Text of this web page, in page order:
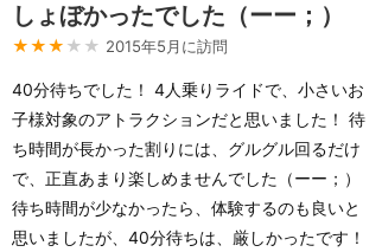
しょぼかったでした（ーー；）
★★★ ★★ 2015年5月に訪問
40分待ちでした！ 4人乗りライドで、小さいお
子様対象のアトラクションだと思いました！ 待
ち時間が長かった割りには、グルグル回るだけ
で、正直あまり楽しめませんでした（ーー；）
待ち時間が少なかったら、体験するのも良いと
思いましたが、40分待ちは、厳しかったです！